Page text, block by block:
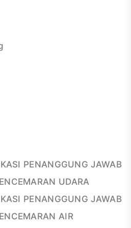
PENANGGUNG JAWAB
UDARA
PENANGGUNG JAWAB
AIR